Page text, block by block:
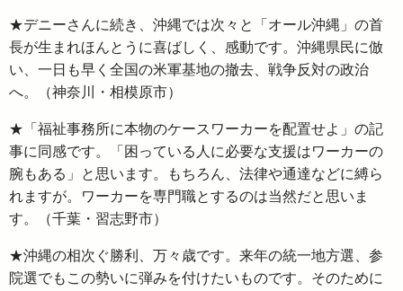
★デニーさんに続き、沖縄では次々と「オール沖縄」の首
長が生まれほんとうに喜ばしく、感動です。沖縄県民に倣
い、一日も早く全国の米軍基地の撤去、戦争反対の政治
へ。（神奈川・相模原市）
★「福祉事務所に本物のケースワーカーを配置せよ」の記
事に同感です。「困っている人に必要な支援はワーカーの
腕もある」と思います。もちろん、法律や通達などに縛ら
れますが。ワーカーを専門職とするのは当然だと思いま
す。（千葉・習志野市）
★沖縄の相次ぐ勝利、万々歳です。来年の統一地方選、参
院選でもこの勢いに弾みを付けたいものです。そのために